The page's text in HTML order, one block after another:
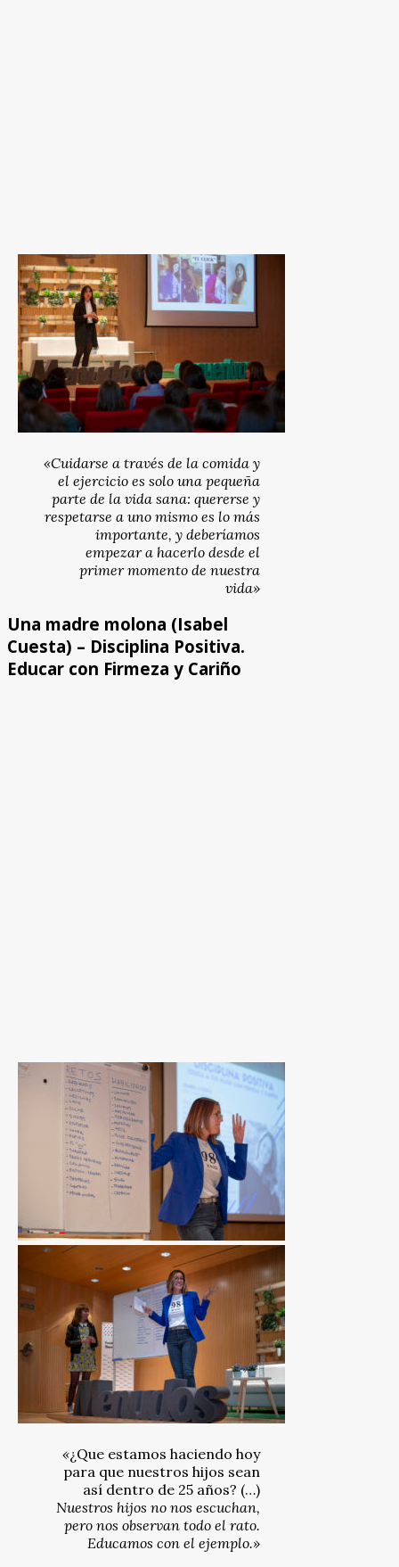
«Cuidarse a través de la comida y
el ejercicio es solo una pequeña
parte de la vida sana: quererse y
respetarse a uno mismo es lo más
importante, y deberíamos
empezar a hacerlo desde el
primer momento de nuestra
vida»
Una madre molona (Isabel
Cuesta) – Disciplina Positiva.
Educar con Firmeza y Cariño
«¿Que estamos haciendo hoy
para que nuestros hijos sean
así dentro de 25 años? (…)
Nuestros hijos no nos escuchan,
pero nos observan todo el rato.
Educamos con el ejemplo.»